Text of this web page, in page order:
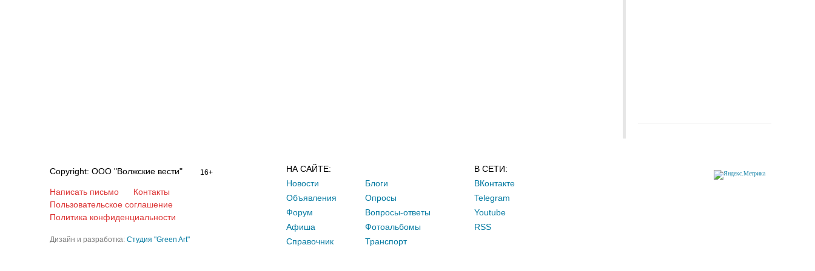
Copyright: ООО "Волжские вести" 16+
Написать письмо
Контакты
Пользовательское соглашение
Политика конфиденциальности
Дизайн и разработка: Студия "Green Art"
НА САЙТЕ:
Новости
Объявления
Форум
Афиша
Справочник
Блоги
Опросы
Вопросы-ответы
Фотоальбомы
Транспорт
В СЕТИ:
ВКонтакте
Telegram
Youtube
RSS